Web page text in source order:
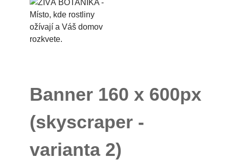
Banner 160 x 600px
(skyscraper -
varianta 2)